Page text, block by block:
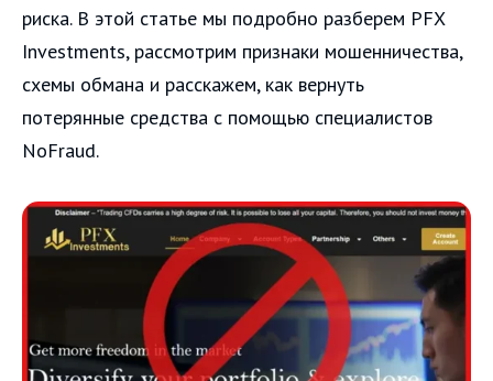
риска. В этой статье мы подробно разберем PFX
Investments, рассмотрим признаки мошенничества,
схемы обмана и расскажем, как вернуть
потерянные средства с помощью специалистов
NoFraud.